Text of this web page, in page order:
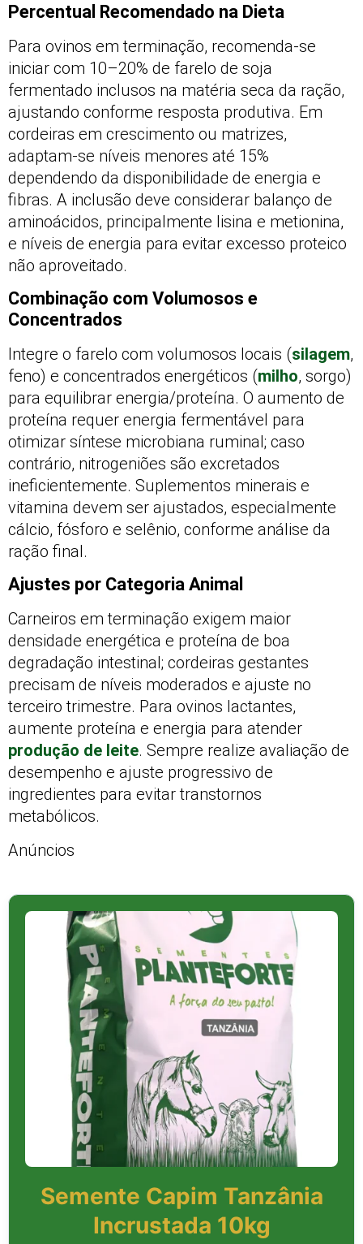
Percentual Recomendado na Dieta
Para ovinos em terminação, recomenda-se
iniciar com 10–20% de farelo de soja
fermentado inclusos na matéria seca da ração,
ajustando conforme resposta produtiva. Em
cordeiras em crescimento ou matrizes,
adaptam-se níveis menores até 15%
dependendo da disponibilidade de energia e
fibras. A inclusão deve considerar balanço de
aminoácidos, principalmente lisina e metionina,
e níveis de energia para evitar excesso proteico
não aproveitado.
Combinação com Volumosos e
Concentrados
Integre o farelo com volumosos locais (silagem,
feno) e concentrados energéticos (milho, sorgo)
para equilibrar energia/proteína. O aumento de
proteína requer energia fermentável para
otimizar síntese microbiana ruminal; caso
contrário, nitrogeniões são excretados
ineficientemente. Suplementos minerais e
vitamina devem ser ajustados, especialmente
cálcio, fósforo e selênio, conforme análise da
ração final.
Ajustes por Categoria Animal
Carneiros em terminação exigem maior
densidade energética e proteína de boa
degradação intestinal; cordeiras gestantes
precisam de níveis moderados e ajuste no
terceiro trimestre. Para ovinos lactantes,
aumente proteína e energia para atender
produção de leite. Sempre realize avaliação de
desempenho e ajuste progressivo de
ingredientes para evitar transtornos
metabólicos.
Anúncios
Semente Capim Tanzânia
Incrustada 10kg